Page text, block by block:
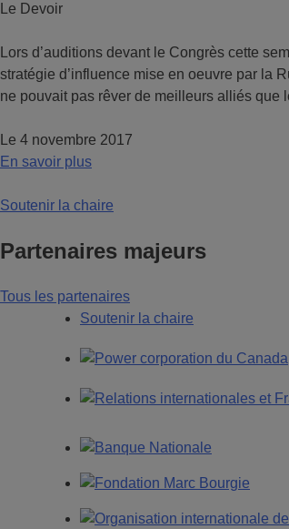
Le Devoir
Lors d’auditions devant le Congrès cette
stratégie d’influence mise en oeuvre par la
ne pouvait pas rêver de meilleurs alliés que
Le 4 novembre 2017
En savoir plus
Soutenir la chaire
Partenaires majeurs
Tous les partenaires
Soutenir la chaire